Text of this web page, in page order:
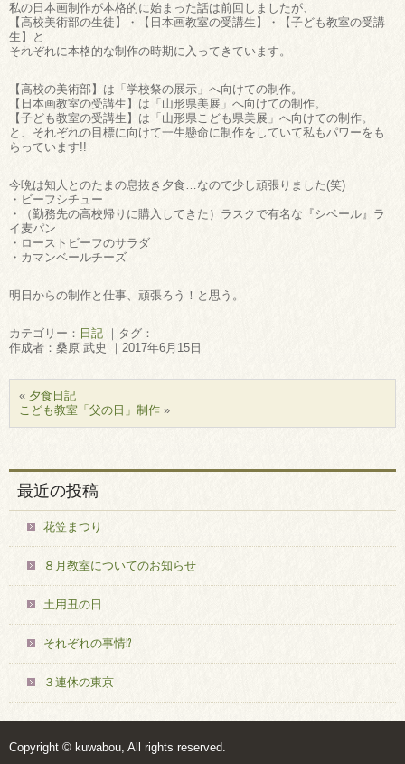
私の日本画制作が本格的に始まった話は前回しましたが、
【高校美術部の生徒】・【日本画教室の受講生】・【子ども教室の受講
生】と
それぞれに本格的な制作の時期に入ってきています。
【高校の美術部】は「学校祭の展示」へ向けての制作。
【日本画教室の受講生】は「山形県美展」へ向けての制作。
【子ども教室の受講生】は「山形県こども県美展」へ向けての制作。
と、それぞれの目標に向けて一生懸命に制作をしていて私もパワーをも
らっています!!
今晩は知人とのたまの息抜き夕食…なので少し頑張りました(笑)
・ビーフシチュー
・（勤務先の高校帰りに購入してきた）ラスクで有名な『シベール』ラ
イ麦パン
・ローストビーフのサラダ
・カマンベールチーズ
明日からの制作と仕事、頑張ろう！と思う。
カテゴリー： 日記 ｜タグ：
作成者：桑原 武史 ｜2017年6月15日
« 夕食日記
こども教室「父の日」制作 »
最近の投稿
花笠まつり
８月教室についてのお知らせ
土用丑の日
それぞれの事情⁉
３連休の東京
Copyright © kuwabou, All rights reserved.